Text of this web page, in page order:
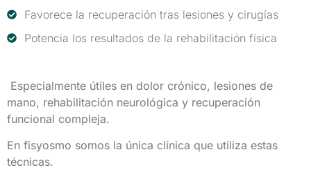
Favorece la recuperación tras lesiones y cirugías
Potencia los resultados de la rehabilitación física
Especialmente útiles en dolor crónico, lesiones de
mano, rehabilitación neurológica y recuperación
funcional compleja.
En fisyosmo somos la única clínica que utiliza estas
técnicas.